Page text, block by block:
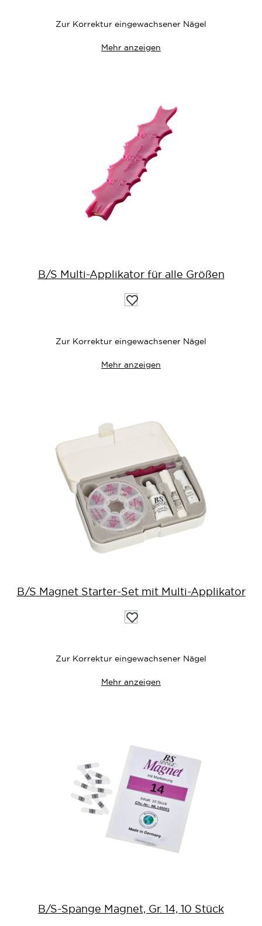
Zur Korrektur eingewachsener Nägel
Mehr anzeigen
B/S Multi-Applikator für alle Größen
Auf
die
Zur Korrektur eingewachsener Nägel
Mehr anzeigen
B/S Magnet Starter-Set mit Multi-Applikator
Auf
die
Zur Korrektur eingewachsener Nägel
Mehr anzeigen
B/S-Spange Magnet, Gr. 14, 10 Stück